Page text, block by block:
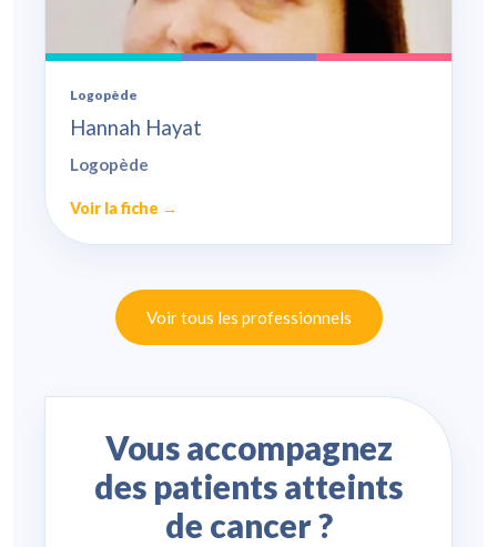
Logopède
Hannah Hayat
Logopède
Voir la fiche →
Voir tous les professionnels
Vous accompagnez
des patients atteints
de cancer ?